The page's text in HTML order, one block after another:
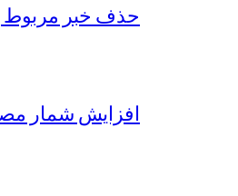
حذف خبر مربوط
افزایش شمار